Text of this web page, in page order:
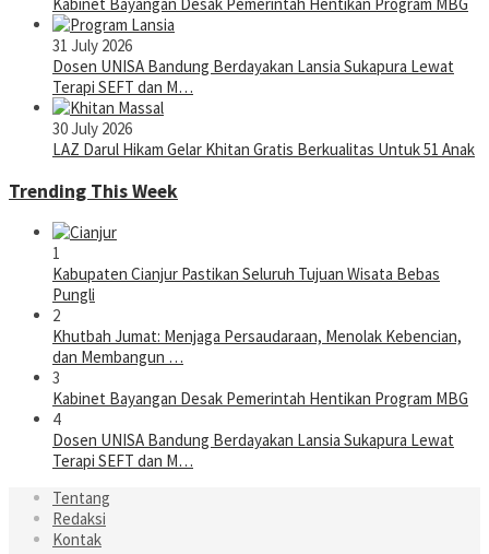
31 July 2026
Dosen UNISA Bandung Berdayakan Lansia Sukapura Lewat
Terapi SEFT dan M…
30 July 2026
LAZ Darul Hikam Gelar Khitan Gratis Berkualitas Untuk 51 Anak
Trending This Week
1
Kabupaten Cianjur Pastikan Seluruh Tujuan Wisata Bebas
Pungli
2
Khutbah Jumat: Menjaga Persaudaraan, Menolak Kebencian,
dan Membangun …
3
Kabinet Bayangan Desak Pemerintah Hentikan Program MBG
4
Dosen UNISA Bandung Berdayakan Lansia Sukapura Lewat
Terapi SEFT dan M…
Tentang
Redaksi
Kontak